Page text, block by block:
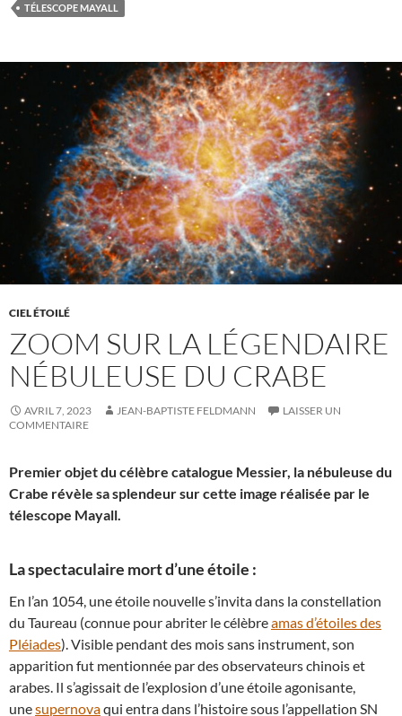
TÉLESCOPE MAYALL
CIEL ÉTOILÉ
ZOOM SUR LA LÉGENDAIRE
NÉBULEUSE DU CRABE
AVRIL 7, 2023 JEAN-BAPTISTE FELDMANN
LAISSER UN
COMMENTAIRE
Premier objet du célèbre catalogue Messier, la nébuleuse du
Crabe révèle sa splendeur sur cette image réalisée par le
télescope Mayall.
La spectaculaire mort d’une étoile :
En l’an 1054, une étoile nouvelle s’invita dans la constellation
du Taureau (connue pour abriter le célèbreamas d’étoiles des
Pléiades). Visible pendant des mois sans instrument, son
apparition fut mentionnée par des observateurs chinois et
arabes. Il s’agissait de l’explosion d’une étoile agonisante,
unesupernovaqui entra dans l’histoire sous l’appellation SN